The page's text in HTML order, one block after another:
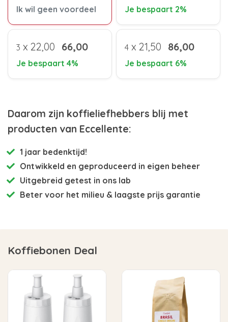
Ik wil geen voordeel Je bespaart 2%
3 x 22,00 66,00
Je bespaart 4%
4 x 21,50 86,00
Je bespaart 6%
Daarom zijn koffieliefhebbers blij met
producten van Eccellente:
1 jaar bedenktijd!
Ontwikkeld en geproduceerd in eigen beheer
Uitgebreid getest in ons lab
Beter voor het milieu & laagste prijs garantie
Koffiebonen Deal